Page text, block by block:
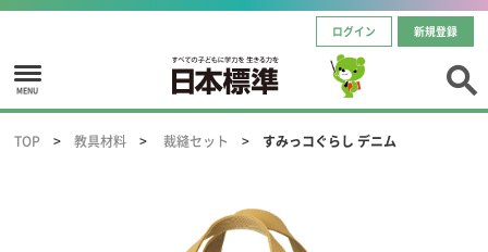
ログイン 新規登録
MENU
TOP 教具材料 裁縫セット すみっコぐらし デニム